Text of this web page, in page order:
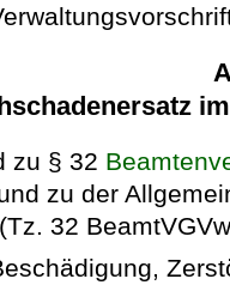
zu § 32
zu der
(Tz. 32